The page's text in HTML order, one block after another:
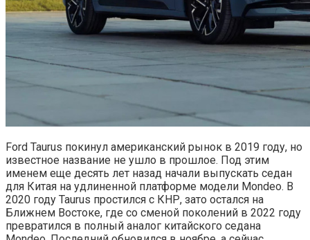
Ford Taurus покинул американский рынок в 2019 году, но
известное название не ушло в прошлое. Под этим
именем еще десять лет назад начали выпускать седан
для Китая на удлиненной платформе модели Mondeo. В
2020 году Taurus простился с КНР, зато остался на
Ближнем Востоке, где со сменой поколений в 2022 году
превратился в полный аналог китайского седана